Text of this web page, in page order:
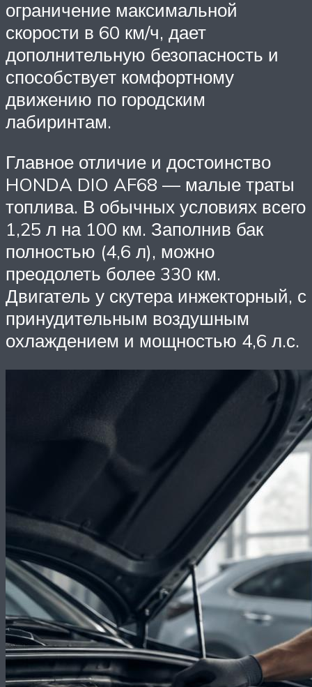
ограничение максимальной
скорости в 60 км/ч, дает
дополнительную безопасность и
способствует комфортному
движению по городским
лабиринтам.
Главное отличие и достоинство
HONDA DIO AF68 — малые траты
топлива. В обычных условиях всего
1,25 л на 100 км. Заполнив бак
полностью (4,6 л), можно
преодолеть более 330 км.
Двигатель у скутера инжекторный, с
принудительным воздушным
охлаждением и мощностью 4,6 л.с.